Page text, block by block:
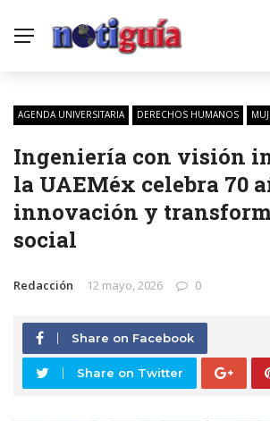
AGENDA UNIVERSITARIA DERECHOS HUMANOS
Ingeniería con visión
la UAEMéx celebra 70
innovación y
social
Redacción 12 mayo, 2026 0
Share on Facebook
Share on Twitter